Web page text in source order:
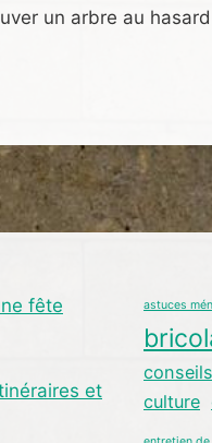
un arbre au
fête
et
astuces
culture